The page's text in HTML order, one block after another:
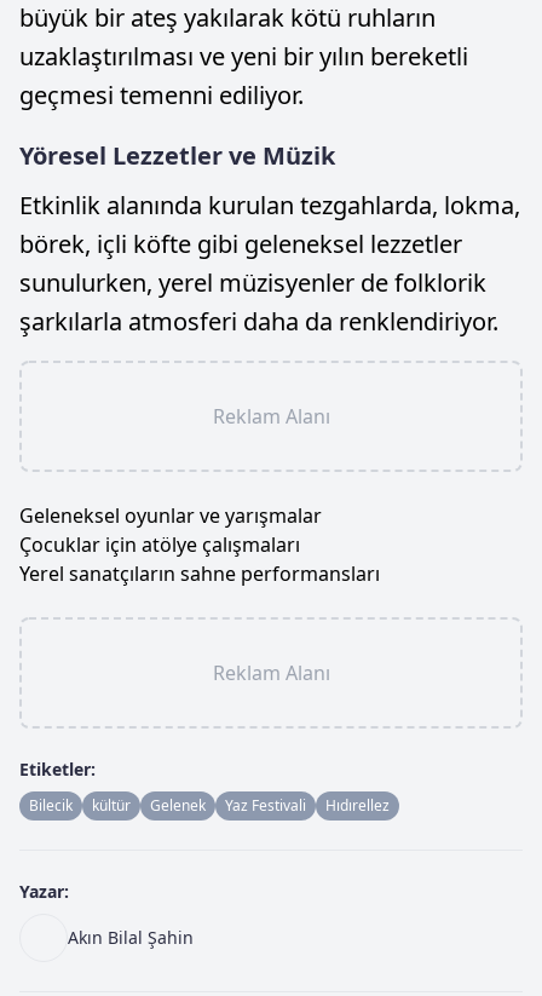
büyük bir ateş yakılarak kötü ruhların
uzaklaştırılması ve yeni bir yılın bereketli
geçmesi temenni ediliyor.
Yöresel Lezzetler ve Müzik
Etkinlik alanında kurulan tezgahlarda, lokma,
börek, içli köfte gibi geleneksel lezzetler
sunulurken, yerel müzisyenler de folklorik
şarkılarla atmosferi daha da renklendiriyor.
Reklam Alanı
Geleneksel oyunlar ve yarışmalar
Çocuklar için atölye çalışmaları
Yerel sanatçıların sahne performansları
Reklam Alanı
Etiketler:
Bilecik kültür Gelenek Yaz Festivali Hıdırellez
Yazar:
Akın Bilal Şahin